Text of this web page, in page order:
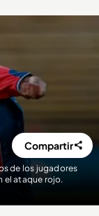
de los jugadores
el ataque rojo.
Compartir